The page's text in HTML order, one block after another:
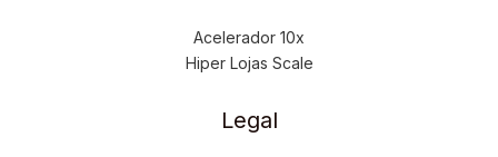
Acelerador 10x
Hiper Lojas Scale
Legal